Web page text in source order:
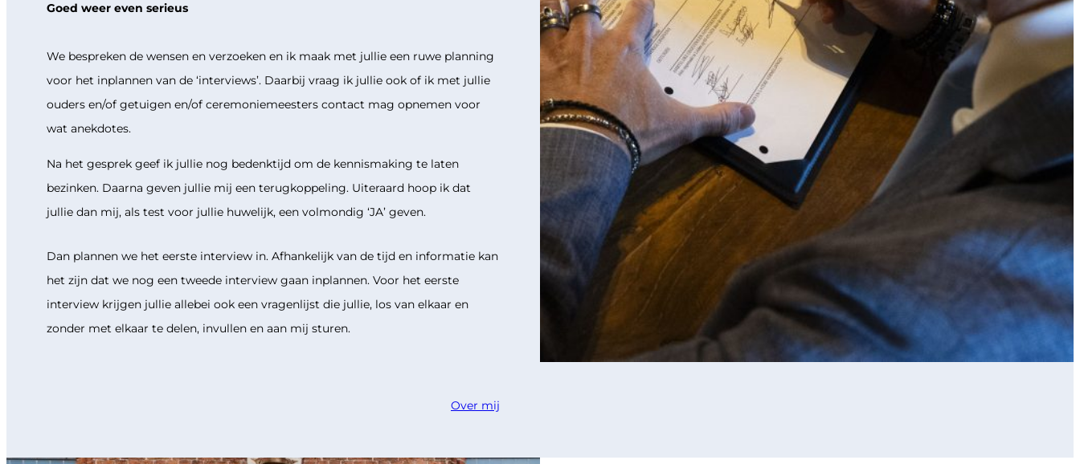
Goed weer even serieus
We bespreken de wensen en verzoeken en ik maak met jullie een ruwe planning
voor het inplannen van de ‘interviews’. Daarbij vraag ik jullie ook of ik met jullie
ouders en/of getuigen en/of ceremoniemeesters contact mag opnemen voor
wat anekdotes.
Na het gesprek geef ik jullie nog bedenktijd om de kennismaking te laten
bezinken. Daarna geven jullie mij een terugkoppeling. Uiteraard hoop ik dat
jullie dan mij, als test voor jullie huwelijk, een volmondig ‘JA’ geven.
Dan plannen we het eerste interview in. Afhankelijk van de tijd en informatie kan
het zijn dat we nog een tweede interview gaan inplannen. Voor het eerste
interview krijgen jullie allebei ook een vragenlijst die jullie, los van elkaar en
zonder met elkaar te delen, invullen en aan mij sturen.
Over mij